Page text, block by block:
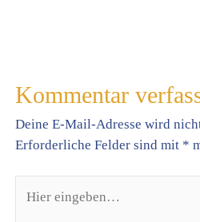
Kommentar
Deine E-Mail-Adresse wird
Erforderliche Felder sind mit *
eingeben…